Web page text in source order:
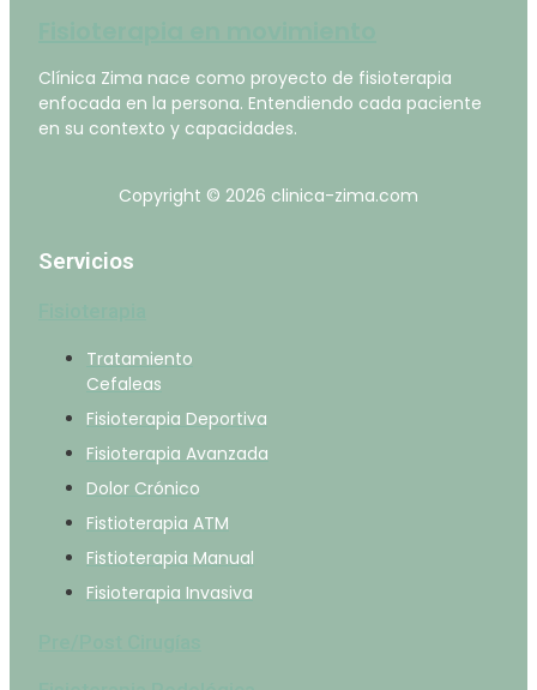
Clínica Zima nace como proyecto de fisioterapia
enfocada en la persona. Entendiendo cada paciente
en su contexto y capacidades.
Copyright © 2026 clinica-zima.com
Servicios
Tratamiento
Cefaleas
Fisioterapia Deportiva
Fisioterapia Avanzada
Dolor Crónico
Fistioterapia ATM
Fistioterapia Manual
Fisioterapia Invasiva